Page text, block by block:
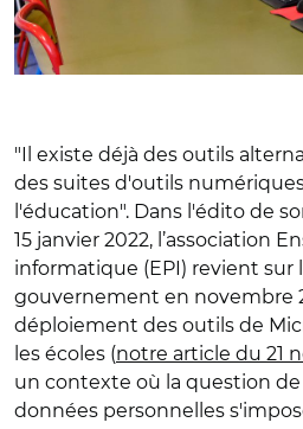
"Il existe déjà des outils
des suites d'outils
l'éducation". Dans l'édito de
15 janvier 2022, l’association
informatique (EPI) revient sur
gouvernement en novembre
déploiement des outils de
les écoles (notre article du 21
un contexte où la question
données personnelles